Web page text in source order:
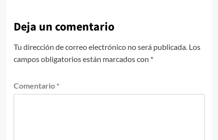
Deja un comentario
Tu dirección de correo electrónico no será publicada. Los
campos obligatorios están marcados con *
Comentario *